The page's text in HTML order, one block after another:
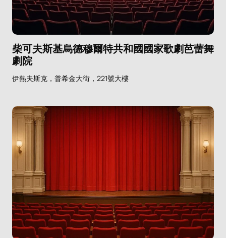
柴可夫斯基烏德穆爾特共和國國家歌劇芭蕾舞
劇院
伊熱夫斯克，普希金大街，221號大樓